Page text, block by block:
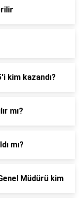
kim kazandı?
mı?
mı?
Müdürü kim